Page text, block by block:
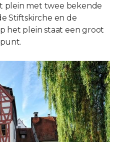
plein met twee bekende
Stiftskirche en de
het plein staat een groot